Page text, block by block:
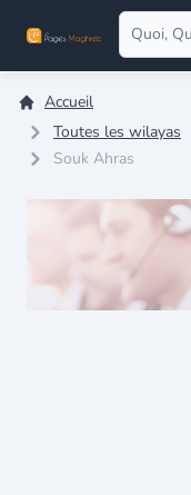
Accueil
Toutes les wilayas
Souk Ahras